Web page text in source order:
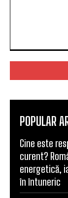
POPULAR
Cine este
curent?
energetică,
în întuneric